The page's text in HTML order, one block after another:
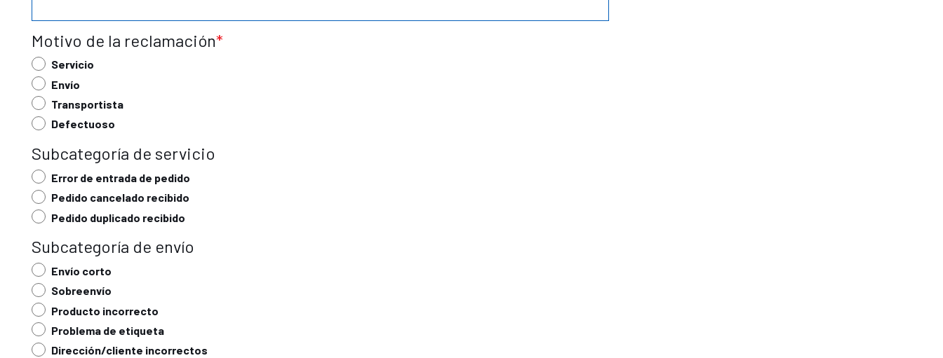
Motivo de la reclamación
Servicio
Envío
Transportista
Defectuoso
Subcategoría de servicio
Error de entrada de pedido
Pedido cancelado recibido
Pedido duplicado recibido
Subcategoría de envío
Envío corto
Sobreenvío
Producto incorrecto
Problema de etiqueta
Dirección/cliente incorrectos